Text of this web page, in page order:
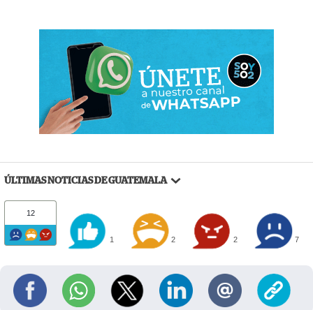
ÚLTIMAS NOTICIAS DE GUATEMALA
12
1 2 2 7